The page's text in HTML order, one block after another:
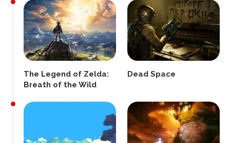
The Legend of Zelda:
Breath of the Wild
Dead Space